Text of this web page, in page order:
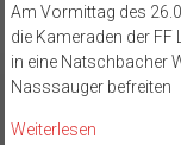
Am Vormittag des
die Kameraden der
in eine Natschbacher
Nasssauger befreiten
Weiterlesen